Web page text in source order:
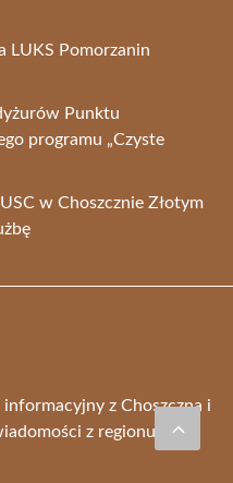
LUKS Pomorzanin
Punktu
programu „Czyste
w Choszcznie Złotym
z Choszczna i
z regionu.